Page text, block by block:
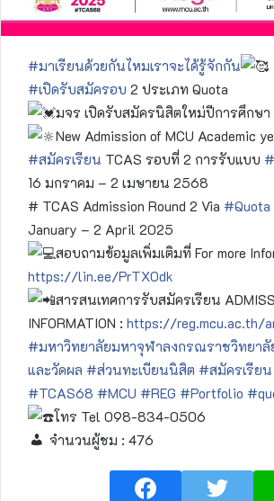
#มาเรียนด้วยกันไหมเราจะได้รู้จักกัน
#เปิดรับสมัครอบ 2 ประเภท Quota
มจร เปิดรับสมัครนิสิตใหม่ปีการศึกษ
New Admission of MCU Academic
#สมัครเรียน TCAS รอบที่ 2 การรับแบบ
16 มกราคม – 2 เมษายน 2568
# TCAS Admission Round 2 Via #Quota
January – 2 April 2025
สอบถามข้อมูลเพิ่มเติมที่ For more
https://lin.ee/PrTX0dk
สารสนเทศการรับสมัครเรียน
INFORMATION : https://reg.mcu.ac.th/
#มหาวิทยาลัยมหาจุฬาลงกรณราชวิทยาลั
และวัดผล #ส่วนทะเบียนนิสิต #สมัครเรียน
#TCAS68 #MCU #REG #Portfolio
โทร Tel 098-834-0506
จำนวนผู้ชม : 476